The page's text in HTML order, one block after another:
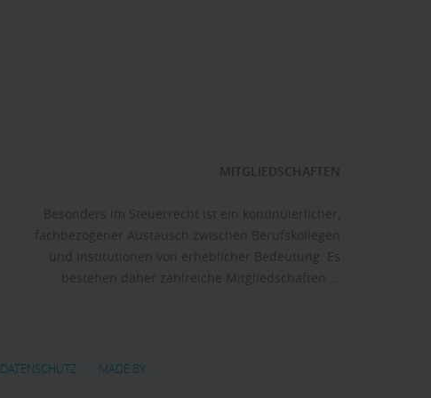
MITGLIEDSCHAFTEN
Besonders im Steuerrecht ist ein kontinuierlicher,
fachbezogener Austausch zwischen Berufskollegen
und Institutionen von erheblicher Bedeutung. Es
bestehen daher zahlreiche Mitgliedschaften ...
DATENSCHUTZ MADE BY ...